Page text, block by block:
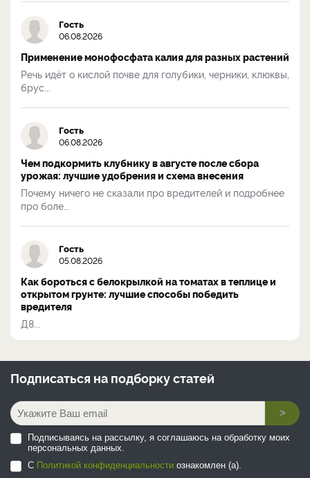
Гость
06.08.2026
Применение монофосфата калия для разных растений
Речь идёт о кислой почве для голубики, черники, клюквы,
брус...
Гость
06.08.2026
Чем подкормить клубнику в августе после сбора
урожая: лучшие удобрения и схема внесения
Почему ничего не сказали про вредителей и подробнее
про боле...
Гость
05.08.2026
Как бороться с белокрылкой на томатах в теплице и
открытом грунте: лучшие способы победить
вредителя
Д8...
Подписаться на подборку статей
>
Подписываясь на рассылку, я соглашаюсь на обработку моих
персональных данных.
С Политикой конфиденциальности ознакомлен (а).